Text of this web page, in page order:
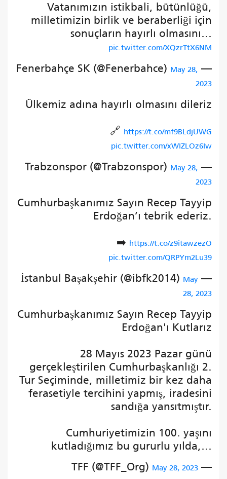
Vatanımızın istikbali, bütünlüğü,
milletimizin birlik ve beraberliği için
sonuçların hayırlı olmasını…
pic.twitter.com/XQzrTtX6NM
— Fenerbahçe SK (@Fenerbahce)
May 28,
2023
Ülkemiz adına hayırlı olmasını dileriz
🔗 https://t.co/mf9BLdjUWG
pic.twitter.com/xWIZLOz6Iw
— Trabzonspor (@Trabzonspor)
May 28,
2023
Cumhurbaşkanımız Sayın Recep Tayyip
Erdoğan’ı tebrik ederiz.
➡️ https://t.co/z9itawzezO
pic.twitter.com/QRPYm2Lu39
— İstanbul Başakşehir (@ibfk2014)
May
28, 2023
Cumhurbaşkanımız Sayın Recep Tayyip
Erdoğan'ı Kutlarız
28 Mayıs 2023 Pazar günü
gerçekleştirilen Cumhurbaşkanlığı 2.
Tur Seçiminde, milletimiz bir kez daha
ferasetiyle tercihini yapmış, iradesini
sandığa yansıtmıştır.
Cumhuriyetimizin 100. yaşını
kutladığımız bu gururlu yılda,…
— TFF (@TFF_Org)
May 28, 2023